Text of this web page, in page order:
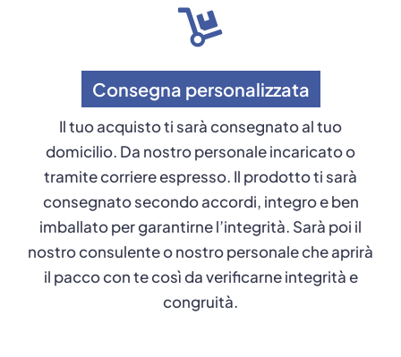
Consegna personalizzata
Il tuo acquisto ti sarà consegnato al tuo
domicilio. Da nostro personale incaricato o
tramite corriere espresso. Il prodotto ti sarà
consegnato secondo accordi, integro e ben
imballato per garantirne l’integrità. Sarà poi il
nostro consulente o nostro personale che aprirà
il pacco con te così da verificarne integrità e
congruità.